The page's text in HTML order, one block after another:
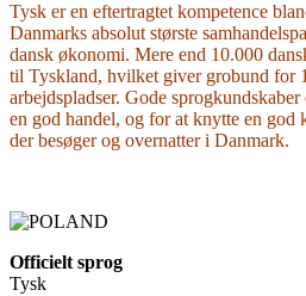
Tysk er en eftertragtet kompetence
Danmarks absolut største
dansk økonomi. Mere end 10.000
til Tyskland, hvilket giver grobund for
arbejdspladser. Gode
en god handel, og for at knytte en god
der besøger og overnatter i Danmark.
Officielt sprog
Tysk